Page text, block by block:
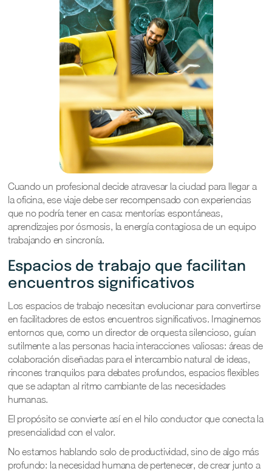
Cuando un profesional decide atravesar la ciudad para llegar a
la oficina, ese viaje debe ser recompensado con experiencias
que no podría tener en casa: mentorías espontáneas,
aprendizajes por ósmosis, la energía contagiosa de un equipo
trabajando en sincronía.
Espacios de trabajo que facilitan
encuentros significativos
Los espacios de trabajo necesitan evolucionar para convertirse
en facilitadores de estos encuentros significativos. Imaginemos
entornos que, como un director de orquesta silencioso, guían
sutilmente a las personas hacia interacciones valiosas: áreas de
colaboración diseñadas para el intercambio natural de ideas,
rincones tranquilos para debates profundos, espacios flexibles
que se adaptan al ritmo cambiante de las necesidades
humanas.
El propósito se convierte así en el hilo conductor que conecta la
presencialidad con el valor.
No estamos hablando solo de productividad, sino de algo más
profundo: la necesidad humana de pertenecer, de crear junto a